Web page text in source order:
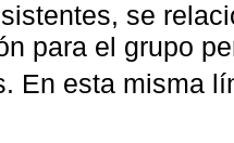
se
para el grupo
En esta misma